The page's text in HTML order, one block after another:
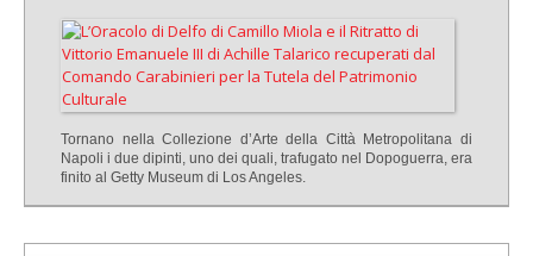
Tornano nella Collezione d’Arte della Città Metropolitana di
Napoli i due dipinti, uno dei quali, trafugato nel Dopoguerra, era
finito al Getty Museum di Los Angeles.